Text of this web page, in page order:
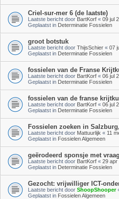
Criel-sur-mer 6 (de laatste)
Laatste bericht door BartKorf « 09 jul
Geplaatst in Determinatie Fossielen
groot botstuk
Laatste bericht door ThijsSchier « 07
Geplaatst in Determinatie Fossielen
fossielen van de Franse
Laatste bericht door BartKorf « 06 jul
Geplaatst in Determinatie Fossielen
fossielen van de franse
Laatste bericht door BartKorf « 06 jul
Geplaatst in Determinatie Fossielen
Fossielen zoeken in
Laatste bericht door Mattuurlijk « 11
Geplaatst in Fossielen Algemeen
geërodeerd sponsje met
Laatste bericht door BartKorf « 29 apr
Geplaatst in Determinatie Fossielen
Gezocht: vrijwilliger ICT-
Laatste bericht door ShoopShooper
Geplaatst in Fossielen Algemeen